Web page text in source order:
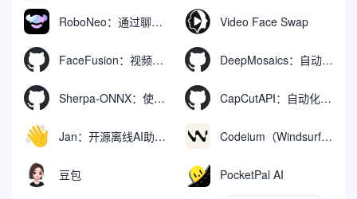
RoboNeo：通过聊天生成和编辑视频与图像的AI工具 Video Face Swap
FaceFusion：视频换脸增强工具|语音同步视频嘴型动作 DeepMosaics：自动去除图像和视频中的马赛克，或向其添加马赛克
Sherpa-ONNX：使用ONNXRuntime实现离线语音识别和合成 CapCutAPI：自动化控制CapCut视频剪辑的开源工具
Jan：开源离线AI助手，ChatGPT 替代品，运行本地AI模型或连接云端AI Codeium（Windsurf Editor）：免费的AI代码补全与聊天工具，Windsurf以对话方式编写完整项目代码
豆包 PocketPal AI